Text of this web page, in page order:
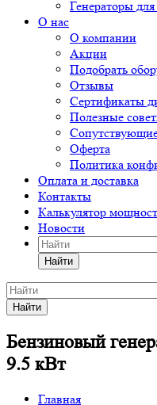
Генераторы
О нас
О компании
Акции
Подобрать
Отзывы
Сертификаты
Полезные
Оферта
Политика
Оплата и доставка
Контакты
Калькулятор
Новости
Найти
Найти
Бензиновый
9.5 кВт
Главная